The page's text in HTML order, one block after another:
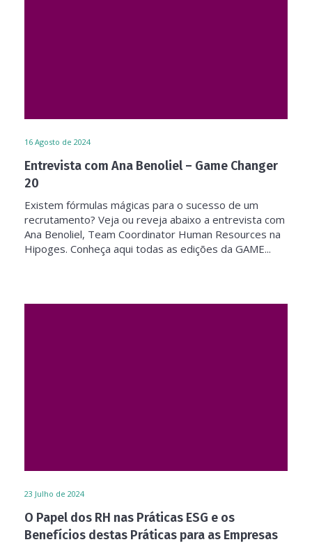
16 Agosto de 2024
Entrevista com Ana Benoliel – Game Changer
20
Existem fórmulas mágicas para o sucesso de um
recrutamento? Veja ou reveja abaixo a entrevista com
Ana Benoliel, Team Coordinator Human Resources na
Hipoges. Conheça aqui todas as edições da GAME...
23 Julho de 2024
O Papel dos RH nas Práticas ESG e os
Benefícios destas Práticas para as Empresas